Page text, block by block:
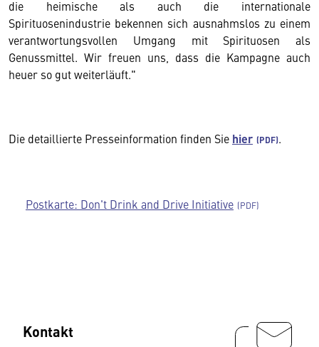
die heimische als auch die internationale
Spirituosenindustrie bekennen sich ausnahmslos zu einem
verantwortungsvollen Umgang mit Spirituosen als
Genussmittel. Wir freuen uns, dass die Kampagne auch
heuer so gut weiterläuft."
Die detaillierte Presseinformation finden Sie hier .
Postkarte: Don't Drink and Drive Initiative
Kontakt